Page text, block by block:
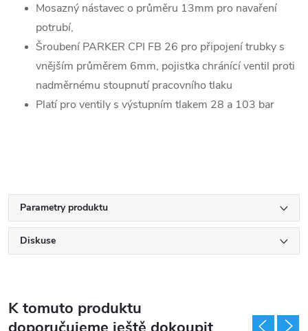
Mosazný nástavec o průměru 13mm pro navaření
potrubí,
Šroubení PARKER CPI FB 26 pro připojení trubky s
vnějším průměrem 6mm, pojistka chránící ventil proti
nadměrnému stoupnutí pracovního tlaku
Platí pro ventily s výstupním tlakem 28 a 103 bar
Parametry produktu
Diskuse
K tomuto produktu